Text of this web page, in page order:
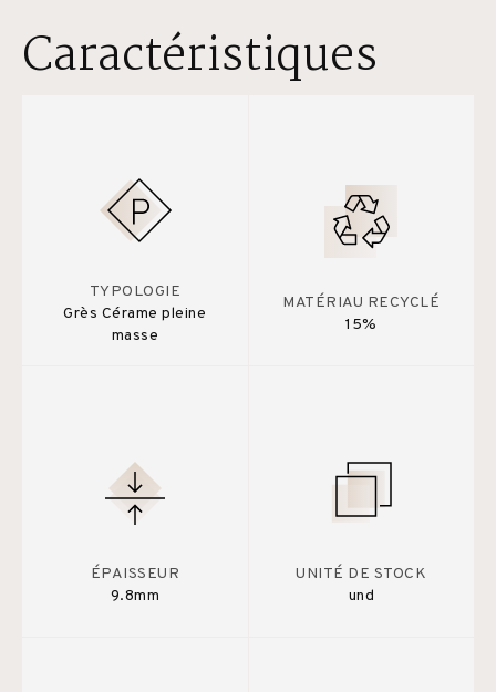
Caractéristiques
TYPOLOGIE
Grès Cérame pleine
masse
MATÉRIAU RECYCLÉ
15%
ÉPAISSEUR
9.8mm
UNITÉ DE STOCK
und